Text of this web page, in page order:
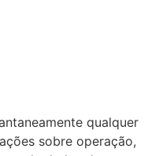
qualquer
sobre operação,